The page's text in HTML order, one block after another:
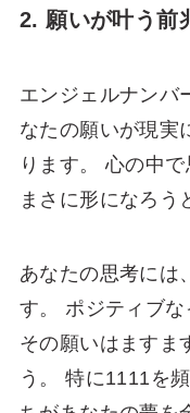
2. 願いが叶う前
エンジェルナンバ
なたの願いが現実
ります。 心の中
まさに形になろう
あなたの思考には
す。 ポジティブな
その願いはますま
う。 特に1111を